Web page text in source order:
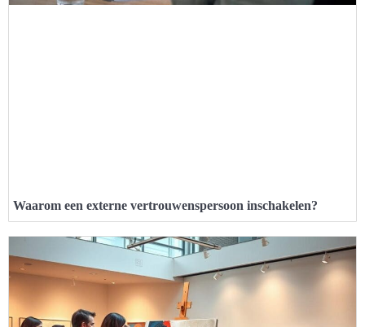
Waarom een externe vertrouwenspersoon inschakelen?